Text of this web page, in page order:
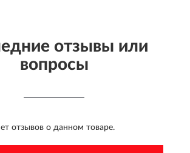
отзывы или
вопросы
отзывов о данном товаре.